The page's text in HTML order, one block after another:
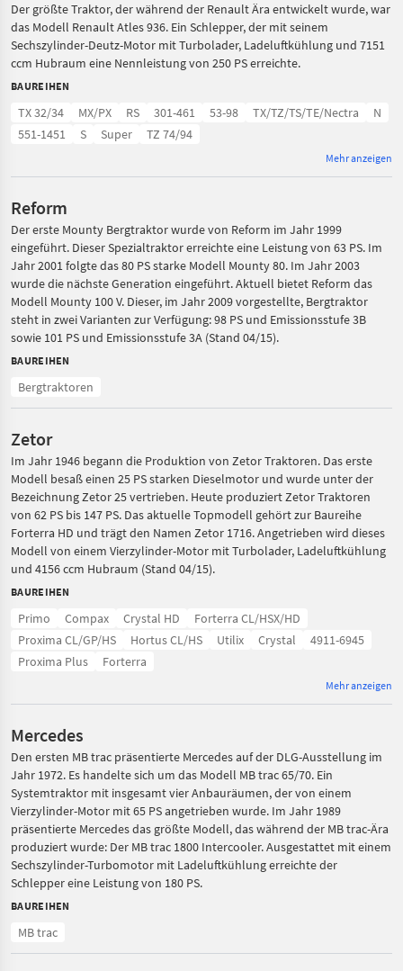
Der größte Traktor, der während der Renault Ära entwickelt wurde, war
das Modell Renault Atles 936. Ein Schlepper, der mit seinem
Sechszylinder-Deutz-Motor mit Turbolader, Ladeluftkühlung und 7151
ccm Hubraum eine Nennleistung von 250 PS erreichte.
BAUREIHEN
TX 32/34 MX/PX RS 301-461 53-98 TX/TZ/TS/TE/Nectra
N
551-1451
S Super TZ 74/94
Mehr anzeigen
Reform
Der erste Mounty Bergtraktor wurde von Reform im Jahr 1999
eingeführt. Dieser Spezialtraktor erreichte eine Leistung von 63 PS. Im
Jahr 2001 folgte das 80 PS starke Modell Mounty 80. Im Jahr 2003
wurde die nächste Generation eingeführt. Aktuell bietet Reform das
Modell Mounty 100 V. Dieser, im Jahr 2009 vorgestellte, Bergtraktor
steht in zwei Varianten zur Verfügung: 98 PS und Emissionsstufe 3B
sowie 101 PS und Emissionsstufe 3A (Stand 04/15).
BAUREIHEN
Bergtraktoren
Zetor
Im Jahr 1946 begann die Produktion von Zetor Traktoren. Das erste
Modell besaß einen 25 PS starken Dieselmotor und wurde unter der
Bezeichnung Zetor 25 vertrieben. Heute produziert Zetor Traktoren
von 62 PS bis 147 PS. Das aktuelle Topmodell gehört zur Baureihe
Forterra HD und trägt den Namen Zetor 1716. Angetrieben wird dieses
Modell von einem Vierzylinder-Motor mit Turbolader, Ladeluftkühlung
und 4156 ccm Hubraum (Stand 04/15).
BAUREIHEN
Primo Compax Crystal HD
Forterra CL/HSX/HD
Proxima CL/GP/HS
Hortus CL/HS Utilix Crystal
4911-6945
Proxima Plus
Forterra
Mehr anzeigen
Mercedes
Den ersten MB trac präsentierte Mercedes auf der DLG-Ausstellung im
Jahr 1972. Es handelte sich um das Modell MB trac 65/70. Ein
Systemtraktor mit insgesamt vier Anbauräumen, der von einem
Vierzylinder-Motor mit 65 PS angetrieben wurde. Im Jahr 1989
präsentierte Mercedes das größte Modell, das während der MB trac-Ära
produziert wurde: Der MB trac 1800 Intercooler. Ausgestattet mit einem
Sechszylinder-Turbomotor mit Ladeluftkühlung erreichte der
Schlepper eine Leistung von 180 PS.
BAUREIHEN
MB trac